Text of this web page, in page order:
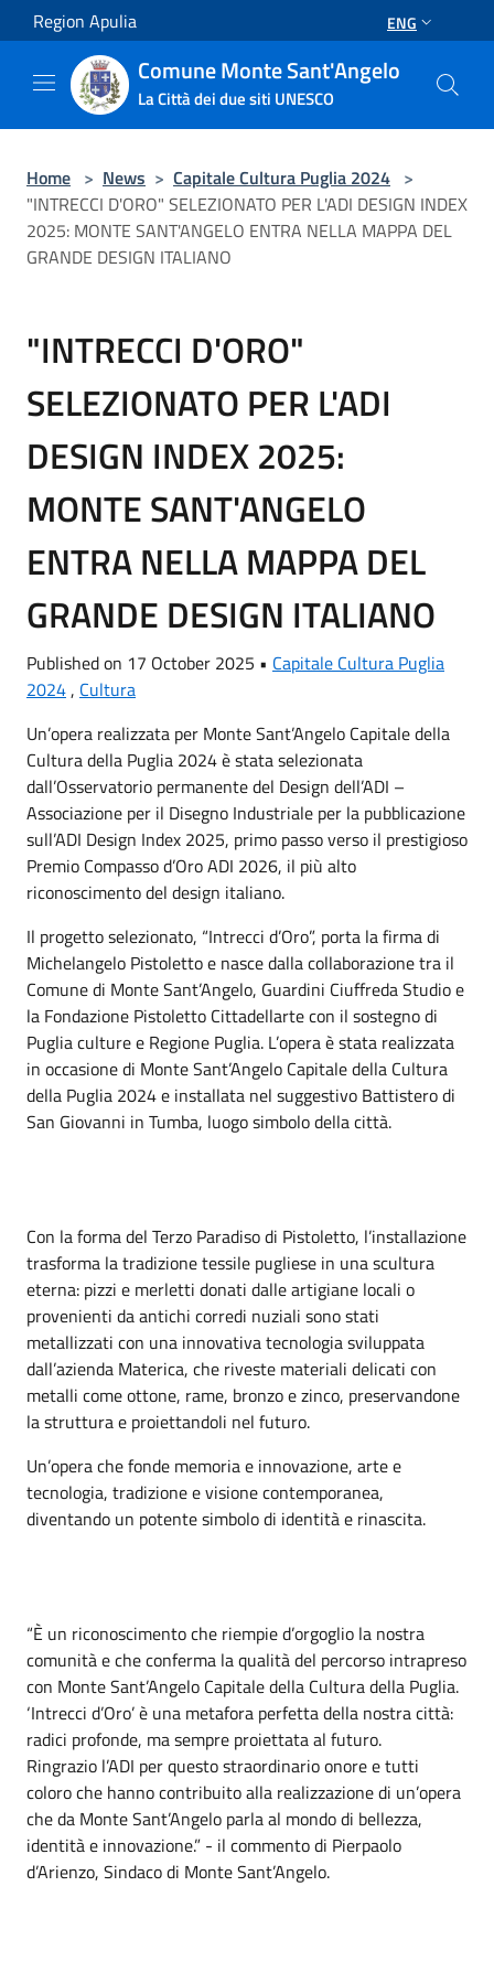
Salta al contenuto principale
Region Apulia ENG
Comune Monte Sant'Angelo
La Città dei due siti UNESCO
Home > News > Capitale Cultura Puglia 2024 >
"INTRECCI D'ORO" SELEZIONATO PER L'ADI DESIGN INDEX
2025: MONTE SANT'ANGELO ENTRA NELLA MAPPA DEL
GRANDE DESIGN ITALIANO
"INTRECCI D'ORO"
SELEZIONATO PER L'ADI
DESIGN INDEX 2025:
MONTE SANT'ANGELO
ENTRA NELLA MAPPA DEL
GRANDE DESIGN ITALIANO
Published on 17 October 2025 • Capitale Cultura Puglia
2024, Cultura
Un’opera realizzata per Monte Sant’Angelo Capitale della
Cultura della Puglia 2024 è stata selezionata
dall’Osservatorio permanente del Design dell’ADI –
Associazione per il Disegno Industriale per la pubblicazione
sull’ADI Design Index 2025, primo passo verso il prestigioso
Premio Compasso d’Oro ADI 2026, il più alto
riconoscimento del design italiano.
Il progetto selezionato, “Intrecci d’Oro”, porta la firma di
Michelangelo Pistoletto e nasce dalla collaborazione tra il
Comune di Monte Sant’Angelo, Guardini Ciuffreda Studio e
la Fondazione Pistoletto Cittadellarte con il sostegno di
Puglia culture e Regione Puglia. L’opera è stata realizzata
in occasione di Monte Sant’Angelo Capitale della Cultura
della Puglia 2024 e installata nel suggestivo Battistero di
San Giovanni in Tumba, luogo simbolo della città.
Con la forma del Terzo Paradiso di Pistoletto, l’installazione
trasforma la tradizione tessile pugliese in una scultura
eterna: pizzi e merletti donati dalle artigiane locali o
provenienti da antichi corredi nuziali sono stati
metallizzati con una innovativa tecnologia sviluppata
dall’azienda Materica, che riveste materiali delicati con
metalli come ottone, rame, bronzo e zinco, preservandone
la struttura e proiettandoli nel futuro.
Un’opera che fonde memoria e innovazione, arte e
tecnologia, tradizione e visione contemporanea,
diventando un potente simbolo di identità e rinascita.
“È un riconoscimento che riempie d’orgoglio la nostra
comunità e che conferma la qualità del percorso intrapreso
con Monte Sant’Angelo Capitale della Cultura della Puglia.
‘Intrecci d’Oro’ è una metafora perfetta della nostra città:
radici profonde, ma sempre proiettata al futuro.
Ringrazio l’ADI per questo straordinario onore e tutti
coloro che hanno contribuito alla realizzazione di un’opera
che da Monte Sant’Angelo parla al mondo di bellezza,
identità e innovazione.” - il commento di Pierpaolo
d’Arienzo, Sindaco di Monte Sant’Angelo.